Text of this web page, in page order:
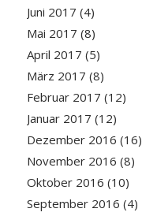
Juni 2017 (4)
Mai 2017 (8)
April 2017 (5)
März 2017 (8)
Februar 2017 (12)
Januar 2017 (12)
Dezember 2016 (16)
November 2016 (8)
Oktober 2016 (10)
September 2016 (4)